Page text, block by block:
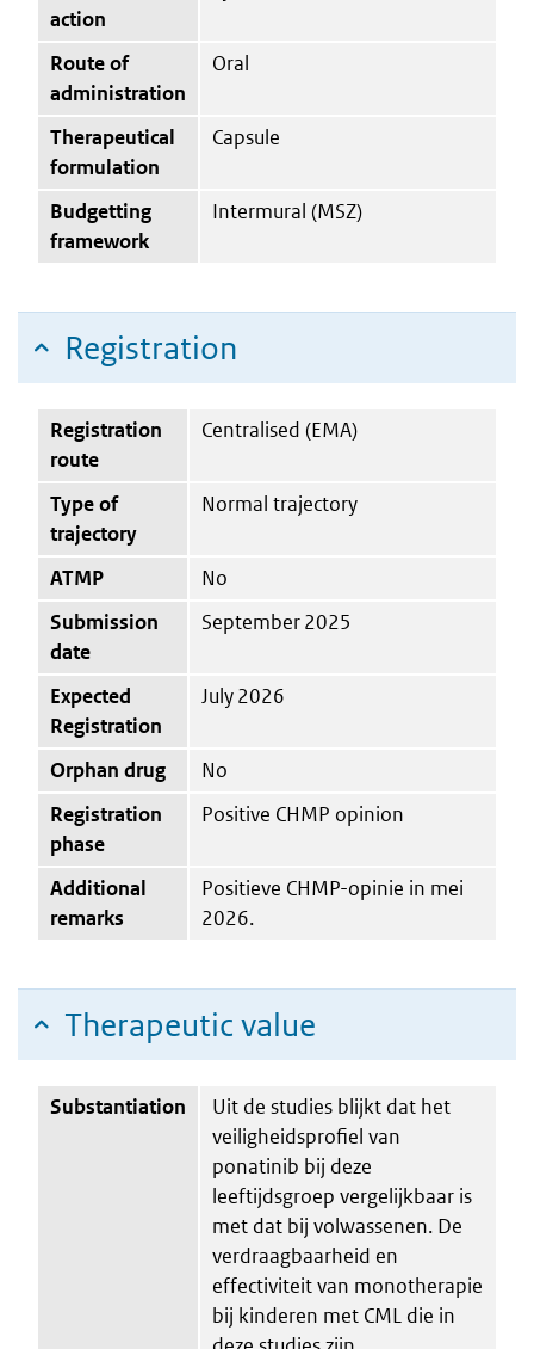
action
Route of
administration
Oral
Therapeutical
formulation
Capsule
Budgetting
framework
Intermural (MSZ)
Registration
Registration
route
Centralised (EMA)
Type of
trajectory
Normal trajectory
ATMP
No
Submission
date
September 2025
Expected
Registration
July 2026
Orphan drug
No
Registration
phase
Positive CHMP opinion
Additional
remarks
Positieve CHMP-opinie in mei
2026.
Therapeutic value
Substantiation
Uit de studies blijkt dat het
veiligheidsprofiel van
ponatinib bij deze
leeftijdsgroep vergelijkbaar is
met dat bij volwassenen. De
verdraagbaarheid en
effectiviteit van monotherapie
bij kinderen met CML die in